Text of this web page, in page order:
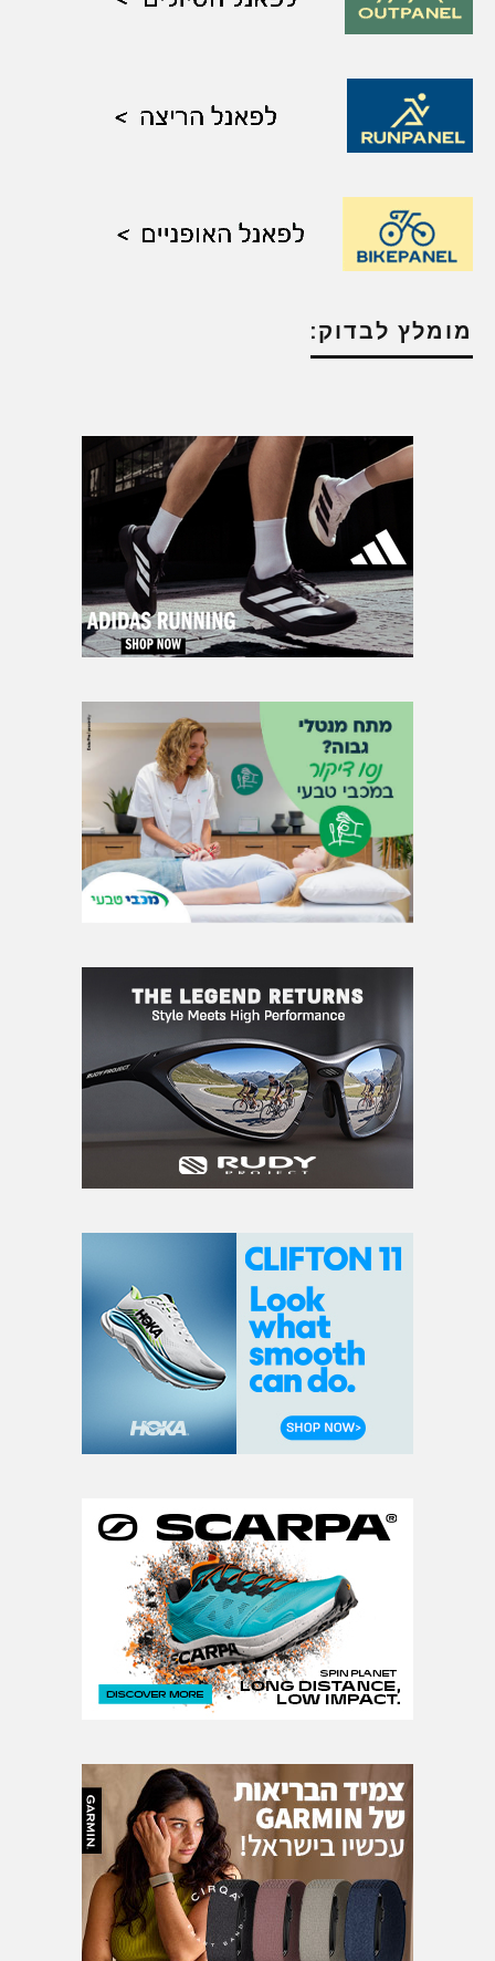
מומלץ לבדוק: